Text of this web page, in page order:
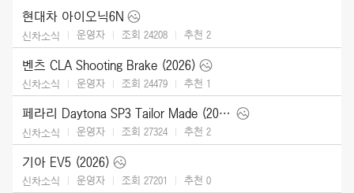
현대차 아이오닉6N
신차소식 운영자 조회 24208 추천 2
벤츠 CLA Shooting Brake (2026)
신차소식 운영자 조회 24479 추천 1
페라리 Daytona SP3 Tailor Made (2025)
신차소식 운영자 조회 27324 추천 2
기아 EV5 (2026)
신차소식 운영자 조회 27201 추천 0